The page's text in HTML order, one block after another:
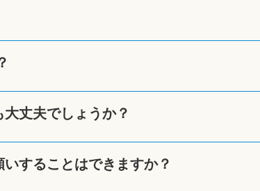
丈夫でしょうか？
することはできますか？